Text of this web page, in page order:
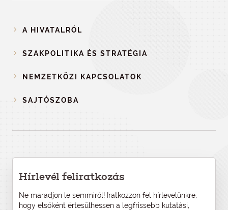
A HIVATALRÓL
SZAKPOLITIKA ÉS STRATÉGIA
NEMZETKÖZI KAPCSOLATOK
SAJTÓSZOBA
Hírlevél feliratkozás
Ne maradjon le semmiről! Iratkozzon fel hírlevelünkre,
hogy elsőként értesülhessen a legfrissebb kutatási,